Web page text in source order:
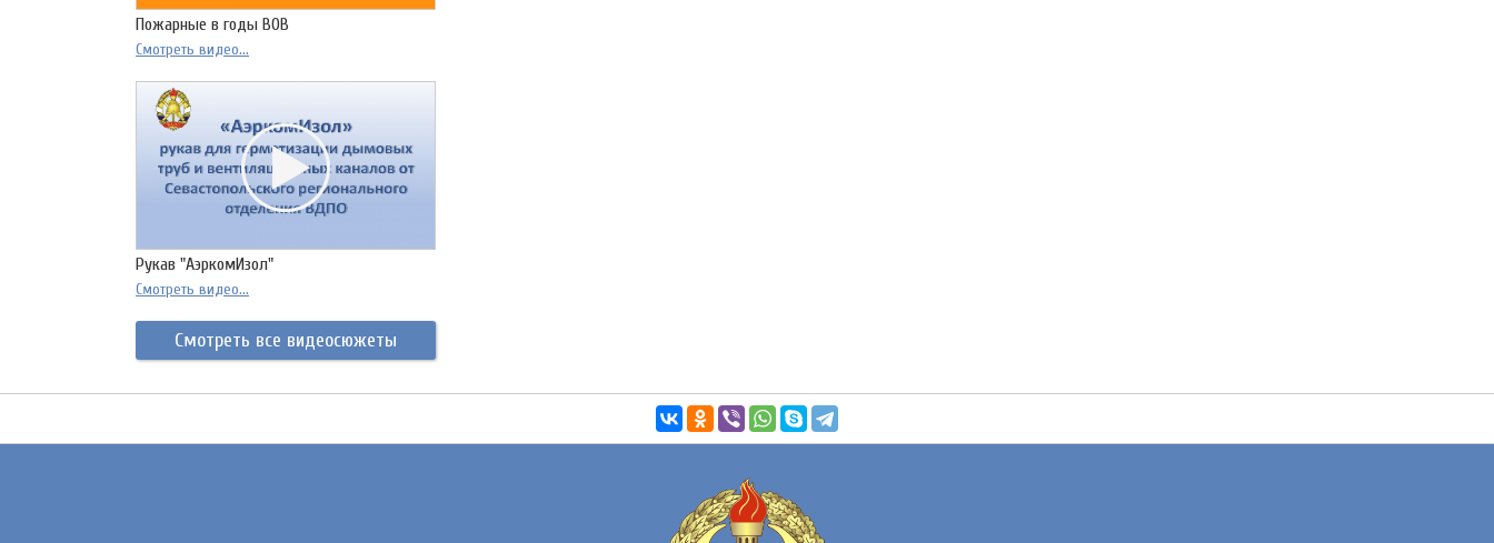
Пожарные в годы ВОВ
Смотреть видео...
Рукав "АэркомИзол"
Смотреть видео...
Смотреть все видеосюжеты